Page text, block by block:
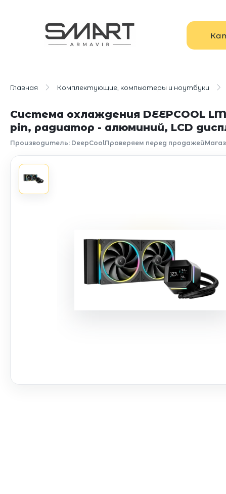
Главная Комплектующие, компьютеры и ноутбуки
Система охлаждения DEEPCOOL
pin, радиатор - алюминий, LCD
Производитель: DeepCoolПроверяем перед продажей